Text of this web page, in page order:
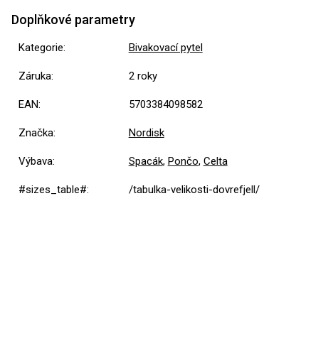
Doplňkové parametry
Kategorie: Bivakovací pytel
Záruka: 2 roky
EAN: 5703384098582
Značka: Nordisk
Výbava: Spacák, Pončo, Celta
#sizes_table#: /tabulka-velikosti-dovrefjell/